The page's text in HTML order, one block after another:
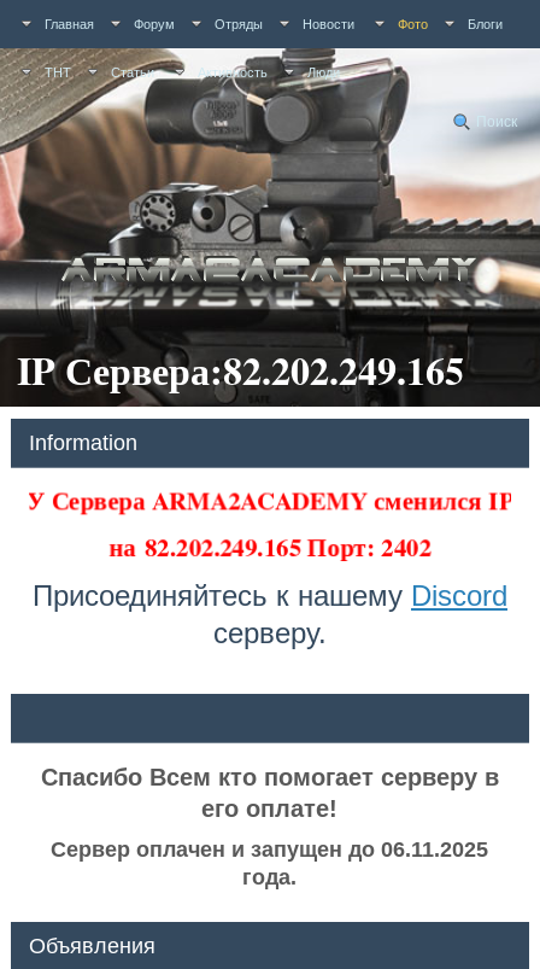
Главная Форум Отряды Новости Фото Блоги
ТНТ Статьи Активность Люди
Поиск
IP Сервера:82.202.249.165
Information
У Сервера ARMA2ACADEMY сменился IP
на82.202.249.165 Порт: 2402
Присоединяйтесь к нашему Discord
серверу.
Спасибо Всем кто помогает серверу в
его оплате!
Сервер оплачен и запущен до 06.11.2025
года.
Объявления